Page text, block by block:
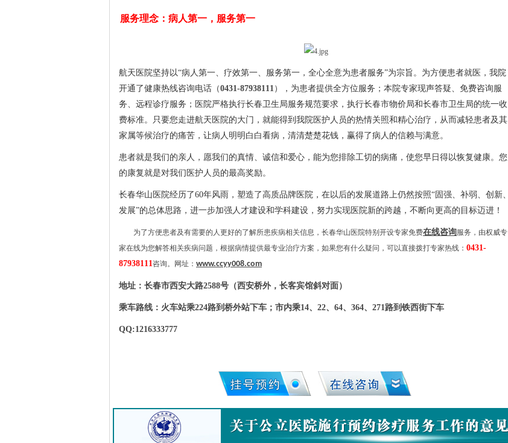
服务理念：病人第一，服务第一
航天医院坚持以“病人第一、疗效第一、服务第一，全心全意为患者服务”为宗旨。为方便患者就医，我院
开通了健康热线咨询电话（0431-87938111 ），为患者提供全方位服务；本院专家现声答疑、免费咨询服
务、远程诊疗服务；医院严格执行长春卫生局服务规范要求，执行长春市物价局和长春市卫生局的统一收
费标准。只要您走进航天医院的大门，就能得到我院医护人员的热情关照和精心治疗，从而减轻患者及其
家属等候治疗的痛苦，让病人明明白白看病，清清楚楚花钱，赢得了病人的信赖与满意。
患者就是我们的亲人，愿我们的真情、诚信和爱心，能为您排除工切的病痛，使您早日得以恢复健康。您
的康复就是对我们医护人员的最高奖励。
长春华山医院经历了60年风雨，塑造了高质品牌医院，在以后的发展道路上仍然按照“固强、补弱、创新、
发展”的总体思路，进一步加强人才建设和学科建设，努力实现医院新的跨越，不断向更高的目标迈进！
为了方便患者及有需要的人更好的了解所患疾病相关信息，长春华山医院特别开设专家免费在线咨询 服务，由权威专
家在线为您解答相关疾病问题，根据病情提供最专业治疗方案，如果您有什么疑问，可以直接拨打专家热线： 0431-
87938111 咨询。网址： www.ccyy008.com
地址：长春市西安大路2588号（西安桥外，长客宾馆斜对面）
乘车路线：火车站乘224路到桥外站下车；市内乘14、22、64、364、271路到铁西街下车
QQ:1216333777